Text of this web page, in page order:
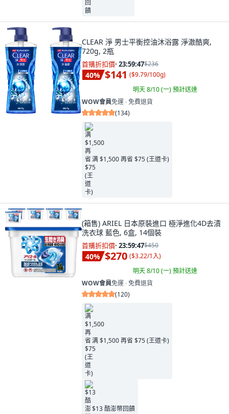
CLEAR 淨 男士平衡控油沐浴露 淨澈酷爽,
720g, 2瓶
首購折扣價· 23:59:45$236
40% $141 ($9.79/100g)
明天 8/10 (一)預計送達
WOW會員免運 ∙ 免費退貨
(134)
满 $1,500 再省 $75 (王道卡)
(箱售) ARIEL 日本原裝進口 極淨進化4D去漬
洗衣球 藍色, 6盒, 14個裝
首購折扣價· 23:59:45$450
40% $270 ($3.22/1入)
明天 8/10 (一)預計送達
WOW會員免運 ∙ 免費退貨
(120)
满 $1,500 再省 $75 (王道卡)
$13 酷澎幣回饋